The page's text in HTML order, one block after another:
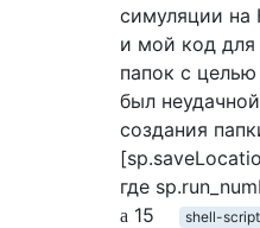
симуляции на
и мой код для
папок с целью
был
создания
где
15
shell-script